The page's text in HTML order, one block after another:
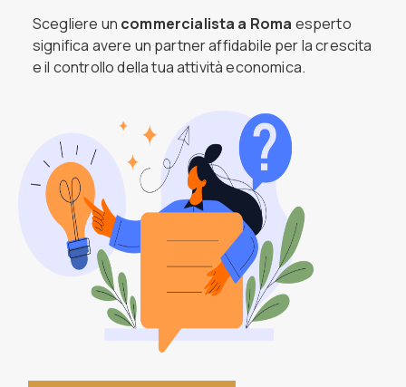
Scegliere un commercialista a Roma esperto
significa avere un partner affidabile per la crescita
e il controllo della tua attività economica.